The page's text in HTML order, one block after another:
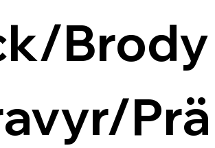
Brody
Prä